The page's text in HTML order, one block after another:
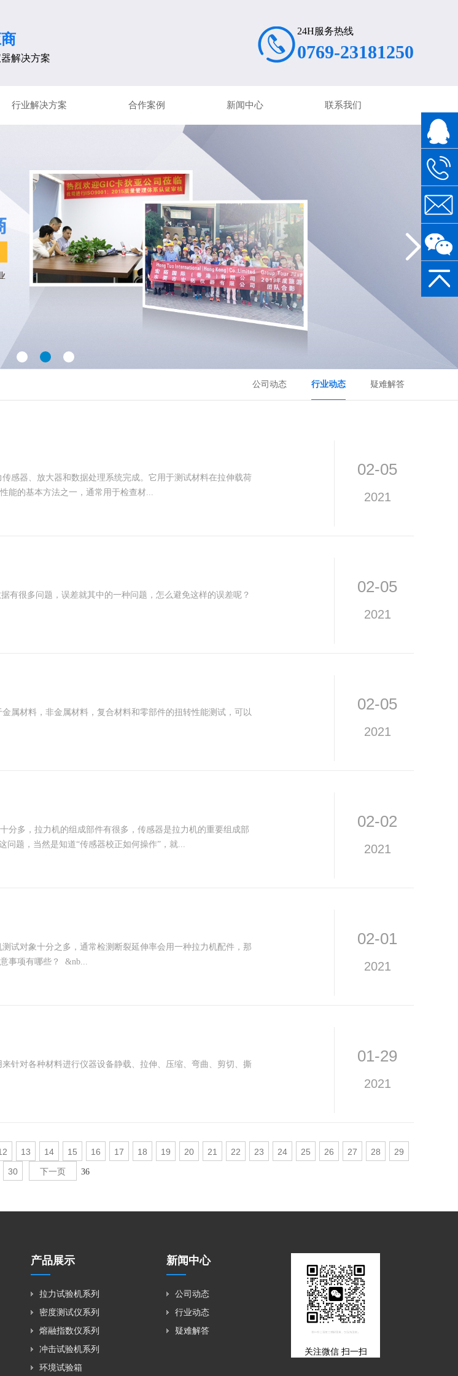
解决方案
24H服务热线
0769-23181250
行业解决方案 合作案例 新闻中心 联系我们
公司动态 行业动态 疑难解答
02-05
2021
器、放大器和数据处理系统完成。它用于测试材料在拉伸载荷
能的基本方法之一，通常用于检查材...
02-05
2021
很多问题，误差就其中的一种问题，怎么避免这样的误差呢？
02-05
2021
材料，非金属材料，复合材料和零部件的扭转性能测试，可以
02-02
2021
分多，拉力机的组成部件有很多，传感器是拉力机的重要组成部
问题，当然是知道“传感器校正如何操作”，就...
02-01
2021
对象十分之多，通常检测断裂延伸率会用一种拉力机配件，那
事项有哪些？ &nb...
01-29
2021
对各种材料进行仪器设备静载、拉伸、压缩、弯曲、剪切、撕
13 14 15 16 17 18 19 20 21 22 23 24 25 26 27 28
29
30
下一页 36
产品展示
拉力试验机系列
密度测试仪系列
熔融指数仪系列
冲击试验机系列
环境试验箱
新闻中心
公司动态
行业动态
疑难解答
关注微信 扫一扫